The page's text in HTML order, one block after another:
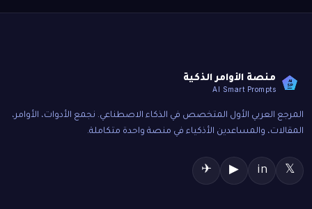
AI
SP
منصة الأوامر الذكية
AI Smart Prompts
المرجع العربي الأول المتخصص في الذكاء الاصطناعي. نجمع الأدوات، الأوامر،
المقالات، والمساعدين الأذكياء في منصة واحدة متكاملة.
𝕏
in
▶
✈